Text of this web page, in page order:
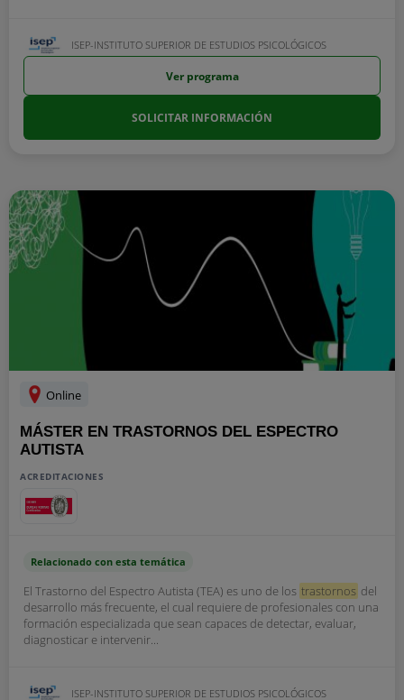
ISEP-INSTITUTO SUPERIOR DE ESTUDIOS PSICOLÓGICOS
Ver programa
SOLICITAR INFORMACIÓN
Online
MÁSTER EN TRASTORNOS DEL ESPECTRO
AUTISTA
ACREDITACIONES
Relacionado con esta temática
El Trastorno del Espectro Autista (TEA) es uno de los trastornos del
desarrollo más frecuente, el cual requiere de profesionales con una
formación especializada que sean capaces de detectar, evaluar,
diagnosticar e intervenir...
ISEP-INSTITUTO SUPERIOR DE ESTUDIOS PSICOLÓGICOS